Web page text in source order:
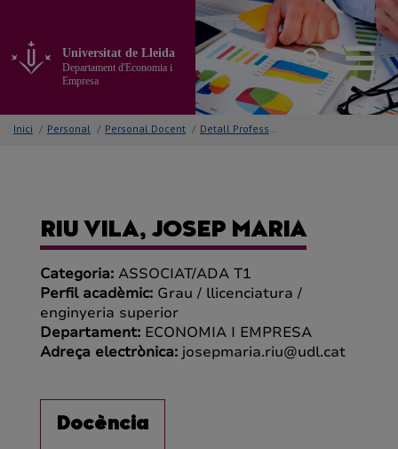
contingut
principal
pàgina
Universitat de Lleida
Departament d'Economia i
Empresa
Inici / Personal / Personal Docent / Detall Professor/a